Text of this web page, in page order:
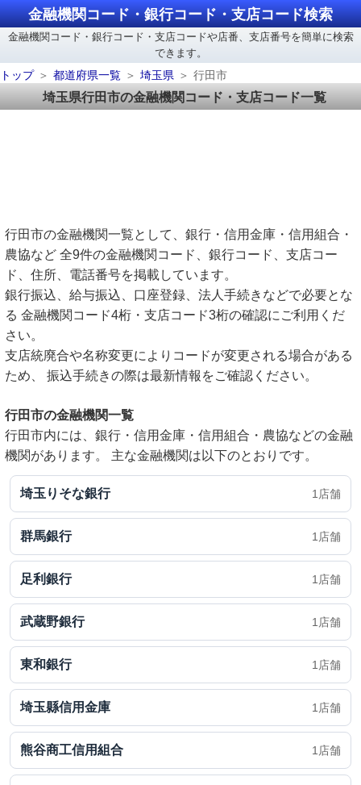
金融機関コード・銀行コード・支店コード検索
金融機関コード・銀行コード・支店コードや店番、支店番号を簡単に検索
できます。
トップ
都道府県一覧 埼玉県 行田市
埼玉県行田市の金融機関コード・支店コード一覧
行田市の金融機関一覧として、銀行・信用金庫・信用組合・
農協など 全9件の金融機関コード、銀行コード、支店コー
ド、住所、電話番号を掲載しています。
銀行振込、給与振込、口座登録、法人手続きなどで必要とな
る 金融機関コード4桁・支店コード3桁の確認にご利用くだ
さい。
支店統廃合や名称変更によりコードが変更される場合がある
ため、 振込手続きの際は最新情報をご確認ください。
行田市の金融機関一覧
行田市内には、銀行・信用金庫・信用組合・農協などの金融
機関があります。 主な金融機関は以下のとおりです。
埼玉りそな銀行 1店舗
群馬銀行 1店舗
足利銀行 1店舗
武蔵野銀行 1店舗
東和銀行 1店舗
埼玉縣信用金庫 1店舗
熊谷商工信用組合 1店舗